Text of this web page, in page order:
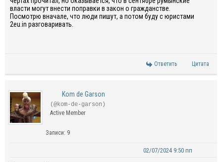
власти могут внести поправки в закон о гражданстве.
Посмотрю вначале, что люди пишут, а потом буду с юристами
2eu.in разговаривать.
Ответить Цитата
Kom de Garson
(@kom-de-garson)
Active Member
Записи: 9
02/07/2024 9:50 пп